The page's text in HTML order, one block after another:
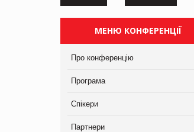
МЕНЮ КОНФЕРЕНЦІЇ
Про конференцію
Програма
Спікери
Партнери